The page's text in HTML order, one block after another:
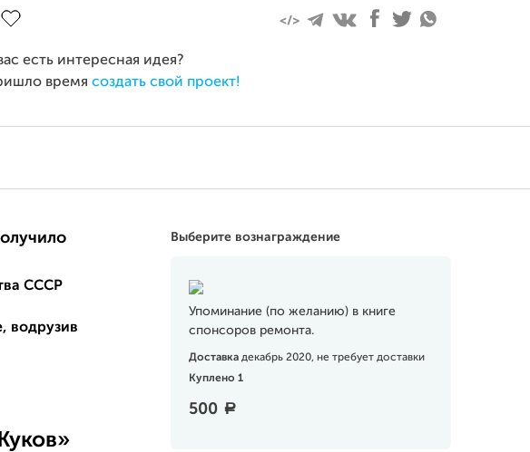
есть интересная идея?
время создать свой проект!
Выберите вознаграждение
Упоминание (по желанию) в книге
спонсоров ремонта.
Доставка декабрь 2020, не требует доставки
Куплено 1
500 a
СССР
водрузив